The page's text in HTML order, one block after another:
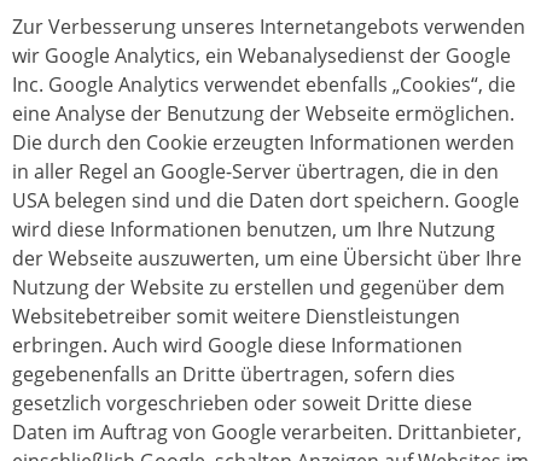
Zur Verbesserung unseres Internetangebots verwenden
wir Google Analytics, ein Webanalysedienst der Google
Inc. Google Analytics verwendet ebenfalls „Cookies“, die
eine Analyse der Benutzung der Webseite ermöglichen.
Die durch den Cookie erzeugten Informationen werden
in aller Regel an Google-Server übertragen, die in den
USA belegen sind und die Daten dort speichern. Google
wird diese Informationen benutzen, um Ihre Nutzung
der Webseite auszuwerten, um eine Übersicht über Ihre
Nutzung der Website zu erstellen und gegenüber dem
Websitebetreiber somit weitere Dienstleistungen
erbringen. Auch wird Google diese Informationen
gegebenenfalls an Dritte übertragen, sofern dies
gesetzlich vorgeschrieben oder soweit Dritte diese
Daten im Auftrag von Google verarbeiten. Drittanbieter,